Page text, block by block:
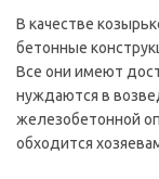
В качестве
бетонные
Все они имеют
нуждаются в
железобетонной
обходится